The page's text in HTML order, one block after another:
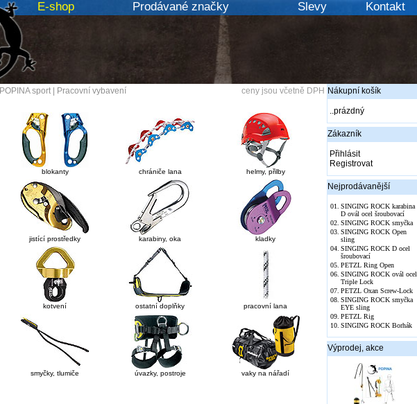
E-shop Prodávané značky Slevy Kontakt
POPINA sport| Pracovní vybavení ceny jsou včetně DPH
blokanty chrániče lana helmy, přilby
jistící prostředky karabiny, oka kladky
kotvení ostatní doplňky pracovní lana
smyčky, tlumiče úvazky, postroje vaky na nářadí
Nákupní košík
..prázdný
Zákazník
Přihlásit
Registrovat
Nejprodávanější
01.
SINGING ROCK karabina
D ovál ocel šroubovací
02. SINGING ROCK smyčka
03. SINGING ROCK Open
sling
04. SINGING ROCK D ocel
šroubovací
05. PETZL Ring Open
06. SINGING ROCK ovál ocel
Triple Lock
07. PETZL Oxan Screw-Lock
08. SINGING ROCK smyčka
EYE sling
09. PETZL Rig
10. SINGING ROCK Borhák
Výprodej, akce